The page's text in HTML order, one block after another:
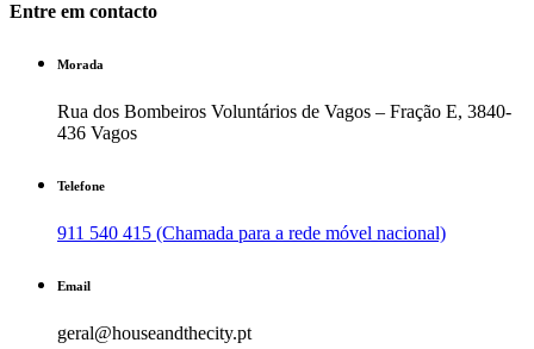
Entre em contacto
Morada
Rua dos Bombeiros Voluntários de Vagos – Fração E, 3840-
436 Vagos
Telefone
911 540 415 (Chamada para a rede móvel nacional)
Email
geral@houseandthecity.pt